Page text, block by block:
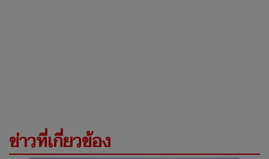
ข่าวที่เกี่ยวข้อง